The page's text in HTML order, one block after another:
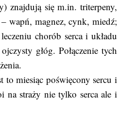
znajdują się m.in. triterpeny,
wapń, magnez, cynk, miedź;
chorób serca i układu
głóg. Połączenie tych
miesiąc poświęcony sercu i
na straży nie tylko serca ale i